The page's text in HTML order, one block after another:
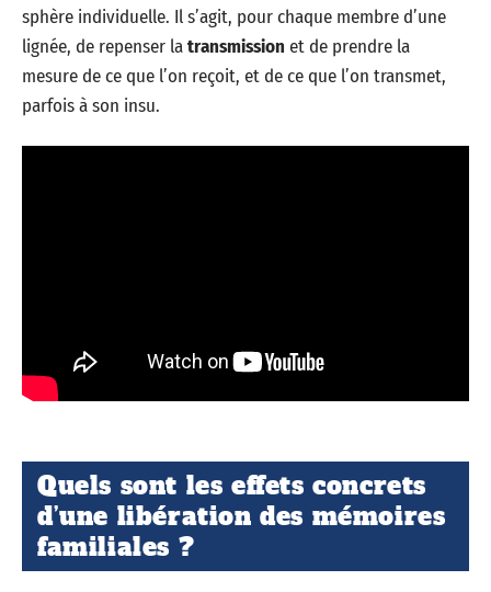
sphère individuelle. Il s’agit, pour chaque membre d’une
lignée, de repenser latransmission et de prendre la
mesure de ce que l’on reçoit, et de ce que l’on transmet,
parfois à son insu.
Quels sont les effets concrets
d’une libération des mémoires
familiales ?